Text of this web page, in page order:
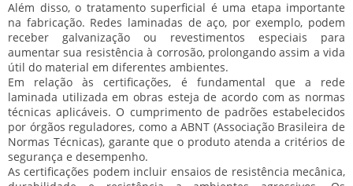
Além disso, o tratamento superficial é uma etapa importante
na fabricação. Redes laminadas de aço, por exemplo, podem
receber galvanização ou revestimentos especiais para
aumentar sua resistência à corrosão, prolongando assim a vida
útil do material em diferentes ambientes.
Em relação às certificações, é fundamental que a rede
laminada utilizada em obras esteja de acordo com as normas
técnicas aplicáveis. O cumprimento de padrões estabelecidos
por órgãos reguladores, como aABNT (Associação Brasileira de
Normas Técnicas), garante que o produto atenda a critérios de
segurança e desempenho.
As certificações podem incluir ensaios de resistência mecânica,